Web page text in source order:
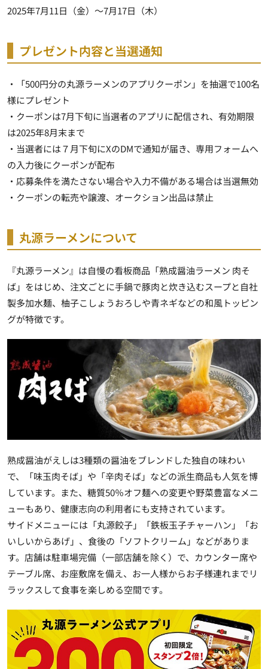
2025年7月11日（金）～7月17日（木）
プレゼント内容と当選通知
・「500円分の丸源ラーメンのアプリクーポン」を抽選で100名
様にプレゼント
・クーポンは7月下旬に当選者のアプリに配信され、有効期限
は2025年8月末まで
・当選者には７月下旬にXのDMで通知が届き、専用フォームへ
の入力後にクーポンが配布
・応募条件を満たさない場合や入力不備がある場合は当選無効
・クーポンの転売や譲渡、オークション出品は禁止
丸源ラーメンについて
『丸源ラーメン』は自慢の看板商品「熟成醤油ラーメン 肉そ
ば」をはじめ、注文ごとに手鍋で豚肉と炊き込むスープと自社
製多加水麺、柚子こしょうおろしや青ネギなどの和風トッピン
グが特徴です。
熟成醤油がえしは3種類の醤油をブレンドした独自の味わい
で、「味玉肉そば」や「辛肉そば」などの派生商品も人気を博
しています。また、糖質50％オフ麺への変更や野菜豊富なメニ
ューもあり、健康志向の利用者にも支持されています。
サイドメニューには「丸源餃子」「鉄板玉子チャーハン」「お
いしいからあげ」、食後の「ソフトクリーム」などがありま
す。店舗は駐車場完備（一部店舗を除く）で、カウンター席や
テーブル席、お座敷席を備え、お一人様からお子様連れまでリ
ラックスして食事を楽しめる空間です。